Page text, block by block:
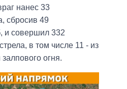
нанес 33
сбросив 49
и совершил 332
в том числе 11 - из
огня.